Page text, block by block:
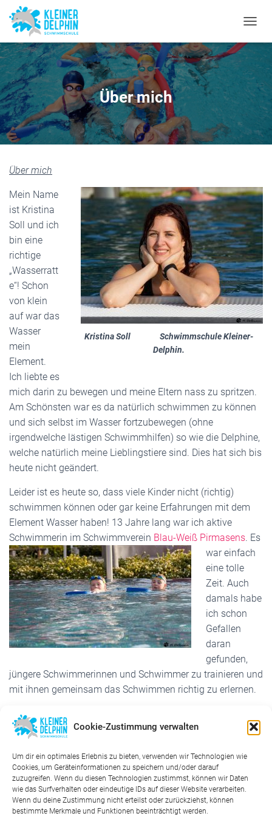
Cookie-Zustimmung verwalten
Um dir ein optimales Erlebnis zu bieten, verwenden wir Technologien wie
Cookies, um Geräteinformationen zu speichern und/oder darauf
zuzugreifen. Wenn du diesen Technologien zustimmst, können wir Daten
wie das Surfverhalten oder eindeutige IDs auf dieser Website verarbeiten.
Wenn du deine Zustimmung nicht erteilst oder zurückziehst, können
bestimmte Merkmale und Funktionen beeinträchtigt werden.
TEEEEEEEEEEEEEEST!
A
V
G
N
U
H
A
L
T
E
N
Über mich
Über mich
Kristina Soll Schwimmschule Kleiner-
Delphin.
Mein Name
ist Kristina
Soll und ich
bin eine
richtige
„Wasserratt
e“! Schon
von klein
auf war das
Wasser
mein
Element.
Ich liebte es
mich darin zu bewegen und meine Eltern nass zu spritzen.
Am Schönsten war es da natürlich schwimmen zu können
und sich selbst im Wasser fortzubewegen (ohne
irgendwelche lästigen Schwimmhilfen) so wie die Delphine,
welche natürlich meine Lieblingstiere sind. Dies hat sich bis
heute nicht geändert.
Leider ist es heute so, dass viele Kinder nicht (richtig)
schwimmen können oder gar keine Erfahrungen mit dem
Element Wasser haben! 13 Jahre lang war ich aktive
Schwimmerin im Schwimmverein Blau-Weiß Pirmasens. Es
wareinfach
eine tolle
Zeit. Auch
damals habe
ich schon
Gefallen
daran
gefunden,
jüngere Schwimmerinnen und Schwimmer zu trainieren und
mit ihnen gemeinsam das Schwimmen richtig zu erlernen.
Mittlerweile bin ich mit Freude im
habe das Deutsche Rettungsschwimmabzeichen Silber bei
eine Ausbildung zum Kursleiter bei derdsv-Jugend, Bereich
„Schwimmen lernen“ und „Säuglings- und
Kleinkindschwimmen“ gemacht. Ich freue mich darauf, mit
euch gemeinsam, viel Spaß im Wasser zu haben.